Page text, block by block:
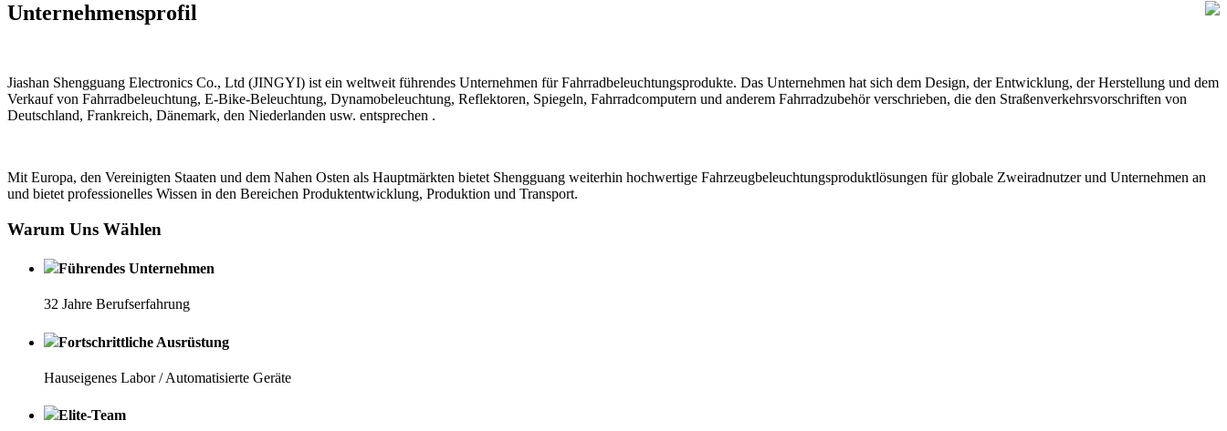
Unternehmensprofil
Jiashan Shengguang Electronics Co., Ltd (JINGYI) ist ein weltweit führendes Unternehmen für Fahrradbeleuchtungsprodukte. Das Unternehmen hat sich dem Design, der Entwicklung, der Herstellung und dem
Verkauf von Fahrradbeleuchtung, E-Bike-Beleuchtung, Dynamobeleuchtung, Reflektoren, Spiegeln, Fahrradcomputern und anderem Fahrradzubehör verschrieben, die den Straßenverkehrsvorschriften von
Deutschland, Frankreich, Dänemark, den Niederlanden usw. entsprechen .
Mit Europa, den Vereinigten Staaten und dem Nahen Osten als Hauptmärkten bietet Shengguang weiterhin hochwertige Fahrzeugbeleuchtungsproduktlösungen für globale Zweiradnutzer und Unternehmen an
und bietet professionelles Wissen in den Bereichen Produktentwicklung, Produktion und Transport.
Warum Uns Wählen
Führendes Unternehmen
32 Jahre Berufserfahrung
Fortschrittliche Ausrüstung
Hauseigenes Labor / Automatisierte Geräte
Elite-Team